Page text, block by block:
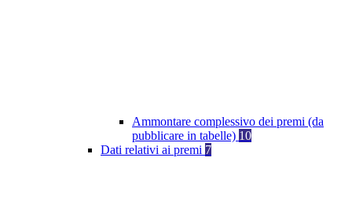
Ammontare complessivo dei premi (da
pubblicare in tabelle) 10
Dati relativi ai premi 7